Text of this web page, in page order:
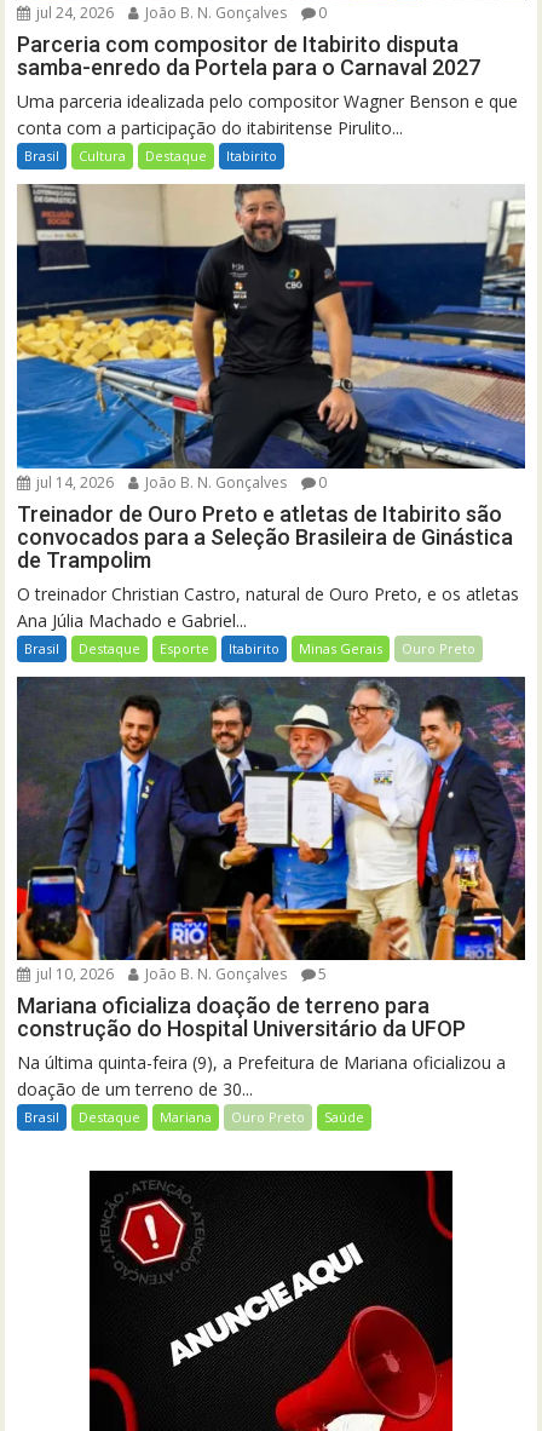
jul 24, 2026 João B. N. Gonçalves 0
Parceria com compositor de Itabirito disputa
samba-enredo da Portela para o Carnaval 2027
Uma parceria idealizada pelo compositor Wagner Benson e que
conta com a participação do itabiritense Pirulito...
Brasil Cultura Destaque Itabirito
jul 14, 2026 João B. N. Gonçalves 0
Treinador de Ouro Preto e atletas de Itabirito são
convocados para a Seleção Brasileira de Ginástica
de Trampolim
O treinador Christian Castro, natural de Ouro Preto, e os atletas
Ana Júlia Machado e Gabriel...
Brasil Destaque Esporte Itabirito Minas Gerais Ouro Preto
jul 10, 2026 João B. N. Gonçalves 5
Mariana oficializa doação de terreno para
construção do Hospital Universitário da UFOP
Na última quinta-feira (9), a Prefeitura de Mariana oficializou a
doação de um terreno de 30...
Brasil Destaque Mariana Ouro Preto Saúde